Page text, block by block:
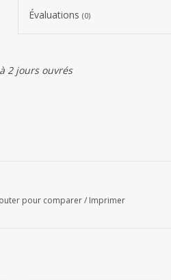
Évaluations (0)
2 jours ouvrés
pour comparer/ Imprimer